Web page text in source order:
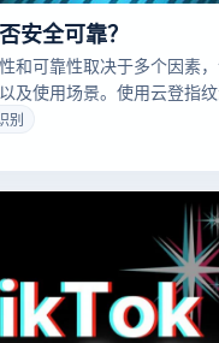
安全可靠？
和可靠性取决于多个因素
及使用场景。使用云登指纹
几个方面有助于确保其安全
别